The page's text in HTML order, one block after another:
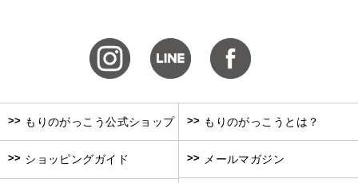
>> もりのがっこう公式ショップ >> もりのがっこうとは？
>> ショッピングガイド >> メールマガジン